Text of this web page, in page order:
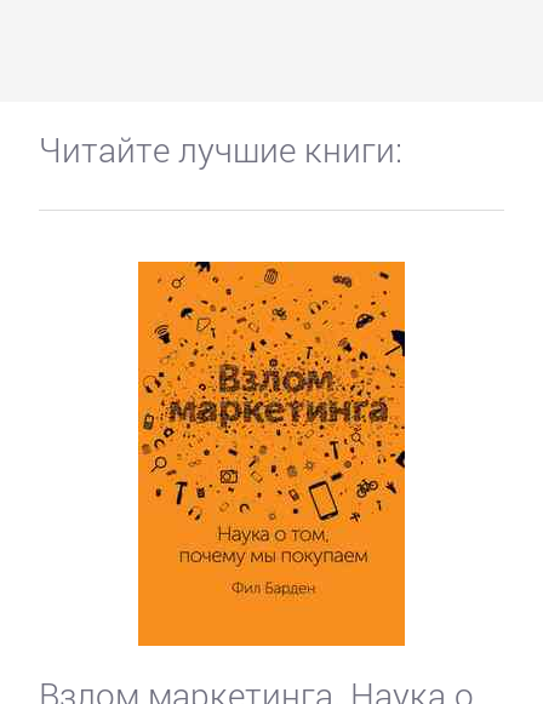
Читайте лучшие книги:
Взлом маркетинга. Наука о